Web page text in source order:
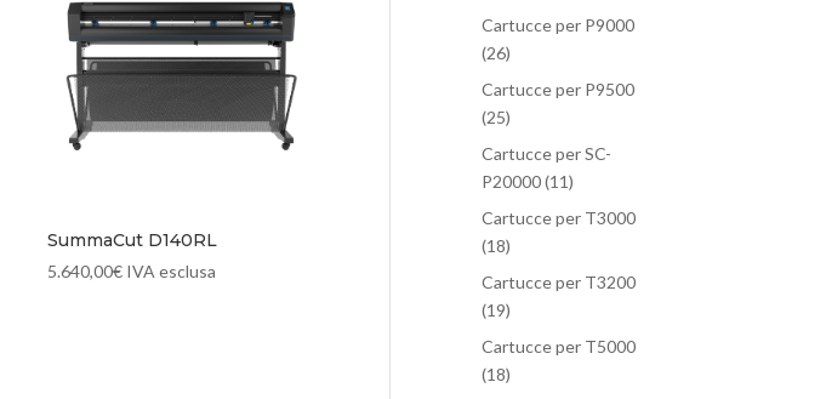
SummaCut D140RL
5.640,00€ IVA esclusa
Cartucce per P9000
(26)
Cartucce per P9500
(25)
Cartucce per SC-
P20000(11)
Cartucce per T3000
(18)
Cartucce per T3200
(19)
Cartucce per T5000
(18)